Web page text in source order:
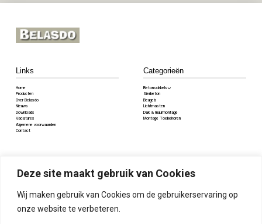
Deze site maakt gebruik van Cookies
Wij maken gebruik van Cookies om de gebruikerservaring op
onze website te verbeteren.
Links
Home
Producten
Over Belasdo
Nieuws
Downloads
Vacatures
Algemene voorwaarden
Contact
Categorieën
Betonsokkels
Sierbeton
Beugels
Lichtmasten
Dak & muurmontage
Montage Toebehoren
info@belasdo.nl